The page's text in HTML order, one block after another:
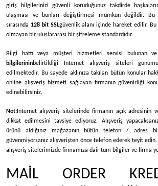
giriş bilgilerinizi güvenli koruduğunuz takdirde
ulaşması ve bunları değiştirmesi mümkün değildir.
sırasında 128 bit SSLgüvenlik alanı içinde hareket edilir. Bu
olmayan bir uluslararası bir şifreleme standardıdır.
Bilgi hattı veya müşteri hizmetleri servisi bulunan
bilgilerininbelirtildiği İnternet alışveriş siteleri
edilmektedir. Bu sayede aklınıza takılan bütün konular
online alışveriş hizmeti sağlayan firmanın güvenirliği
edinebilirsiniz.
Not: İnternet alışveriş sitelerinde firmanın açık adresinin
dikkat edilmesini tavsiye ediyoruz. Alışveriş
ürünü aldığınız mağazanın bütün telefon / adres
güvenmiyorsanız alışverişten önce telefon ederek teyit
alışveriş sitelerimizde firmamıza dair tüm bilgiler ve firma
MAİL ORDER